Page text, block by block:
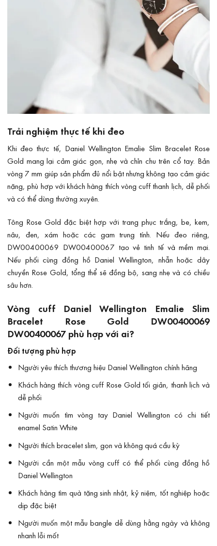
Trải nghiệm thực tế khi đeo
Khi đeo thực tế, Daniel Wellington Emalie Slim Bracelet Rose
Gold mang lại cảm giác gọn, nhẹ và chỉn chu trên cổ tay. Bản
vòng 7 mm giúp sản phẩm đủ nổi bật nhưng không tạo cảm giác
nặng, phù hợp với khách hàng thích vòng cuff thanh lịch, dễ phối
và có thể dùng thường xuyên.
Tông Rose Gold đặc biệt hợp với trang phục trắng, be, kem,
nâu, đen, xám hoặc các gam trung tính. Nếu đeo riêng,
DW00400069 DW00400067 tạo vẻ tinh tế và mềm mại.
Nếu phối cùng đồng hồ Daniel Wellington, nhẫn hoặc dây
chuyền Rose Gold, tổng thể sẽ đồng bộ, sang nhẹ và có chiều
sâu hơn.
Vòng cuff Daniel Wellington Emalie Slim
Bracelet Rose Gold DW00400069
DW00400067 phù hợp với ai?
Đối tượng phù hợp
Người yêu thích thương hiệu Daniel Wellington chính hãng
Khách hàng thích vòng cuff Rose Gold tối giản, thanh lịch và
dễ phối
Người muốn tìm vòng tay Daniel Wellington có chi tiết
enamel Satin White
Người thích bracelet slim, gọn và không quá cầu kỳ
Người cần một mẫu vòng cuff có thể phối cùng đồng hồ
Daniel Wellington
Khách hàng tìm quà tặng sinh nhật, kỷ niệm, tốt nghiệp hoặc
dịp đặc biệt
Người muốn một mẫu bangle dễ dùng hằng ngày và không
nhanh lỗi mốt